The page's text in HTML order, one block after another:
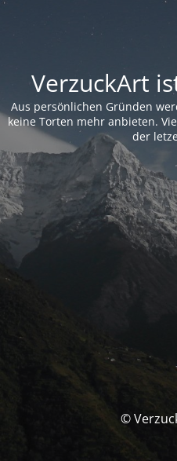
VerzuckArt
Aus persönlichen Gründen
keine Torten mehr anbieten.
der
©